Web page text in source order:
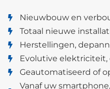
Nieuwbouw en
Totaal nieuwe
Herstellingen,
Evolutive
Geautomatiseerd of
Vanaf uw